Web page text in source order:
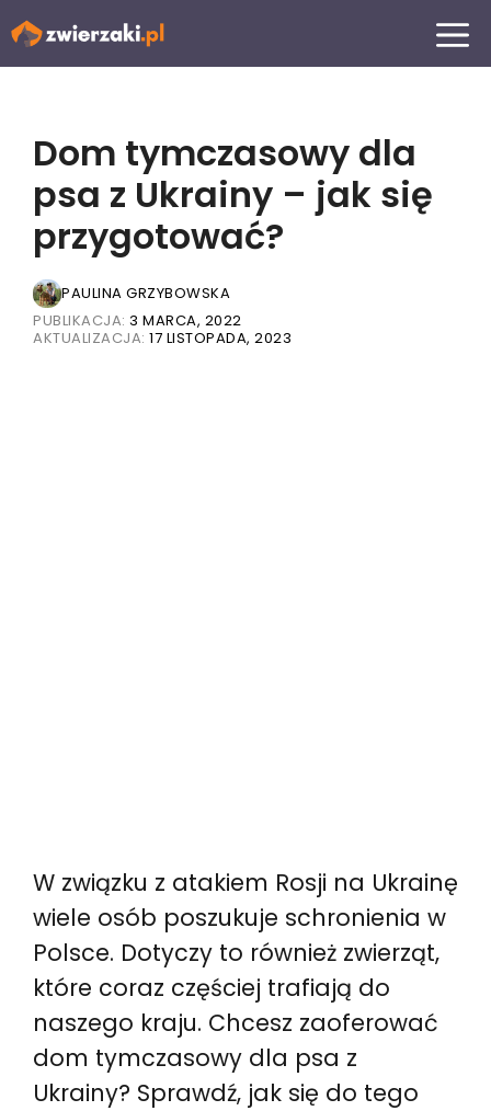
Przejdź
MENU
Dom tymczasowy dla
psa z Ukrainy – jak się
przygotować?
PAULINA GRZYBOWSKA
PUBLIKACJA: 3 MARCA, 2022
AKTUALIZACJA: 17 LISTOPADA, 2023
W związku z atakiem Rosji na Ukrainę
wiele osób poszukuje schronienia w
Polsce. Dotyczy to również zwierząt,
które coraz częściej trafiają do
naszego kraju. Chcesz zaoferować
dom tymczasowy dla psa z
Ukrainy? Sprawdź, jak się do tego